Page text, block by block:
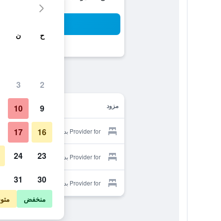
مزود
Provider for بد آند بريكفاست فيلا أيسا
Provider for بد آند بريكفاست فيلا أيسا
Provider for بد آند بريكفاست فيلا أيسا
ح ن
2
3
9
10
16
17
23
24
30
31
منخفض